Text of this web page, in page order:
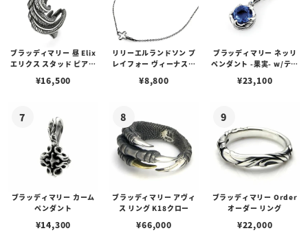
ブラッディマリー 昼 Elix
エリクス スタッド ピアス
¥16,500
リリーエルランドソン プ
レイフォー ヴィーナスチ
¥8,800
ブラッディマリー ネッリ
ペンダント -果実- w/ティ
¥23,100
ブラッディマリー カーム
ペンダント
¥14,300
ブラッディマリー アヴィ
ス リング K18クロー
¥66,000
ブラッディマリー Order
オーダー リング
¥22,000